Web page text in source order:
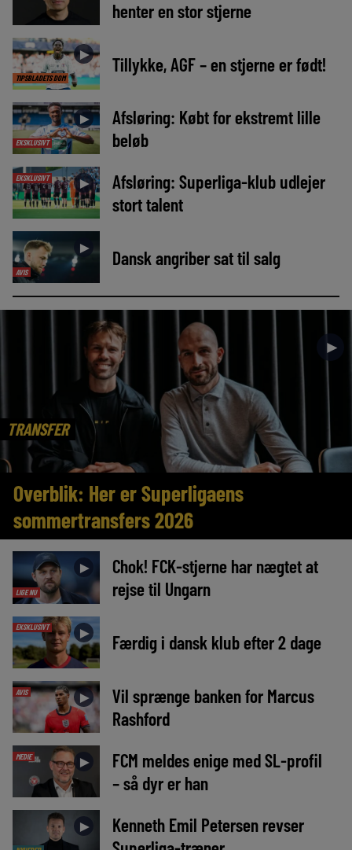
henter en stor stjerne
TIPSBLADETS DOM
► Tillykke, AGF – en stjerne er født!
EKSKLUSIVT
►
Afsløring: Købt for ekstremt lille
beløb
EKSKLUSIVT ►
Afsløring: Superliga-klub udlejer
stort talent
AVIS
► Dansk angriber sat til salg
TRANSFER
►
Overblik: Her er Superligaens
sommertransfers 2026
LIGE NU
►
Chok! FCK-stjerne har nægtet at
rejse til Ungarn
EKSKLUSIVT ► Færdig i dansk klub efter 2 dage
AVIS ►
Vil sprænge banken for Marcus
Rashford
MEDIE ►
FCM meldes enige med SL-profil
– så dyr er han
►
Kenneth Emil Petersen revser